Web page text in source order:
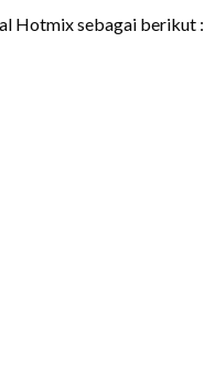
Hotmix sebagai berikut :